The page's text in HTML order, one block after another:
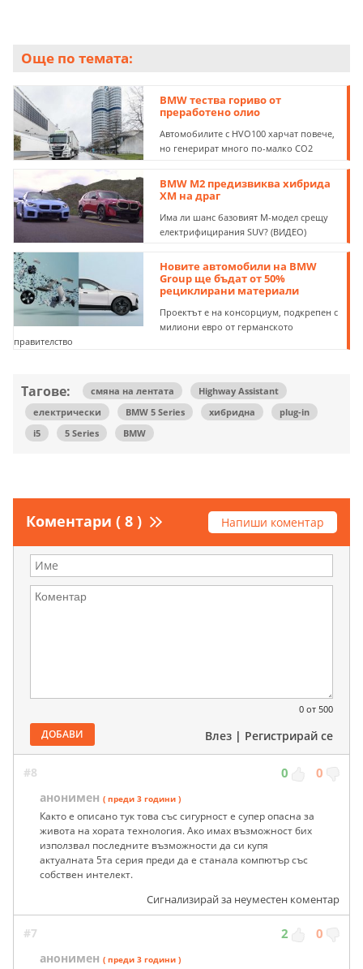
Още по темата:
BMW тества гориво от
преработено олио
Автомобилите с HVO100 харчат повече,
но генерират много по-малко CO2
BMW M2 предизвиква хибрида
XM на драг
Има ли шанс базовият М-модел срещу
електрифицирания SUV? (ВИДЕО)
Новите автомобили на BMW
Group ще бъдат от 50%
рециклирани материали
Проектът е на консорциум, подкрепен с
милиони евро от германското
правителство
Тагове: смяна на лентата
Highway Assistant
електрически
BMW 5 Series хибридна
plug-in
i5
5 Series BMW
Коментари ( 8 ) Напиши коментар
0 от 500
ДОБАВИ Влез | Регистрирай се
#8 0 0
анонимен ( преди 3 години )
Както е описано тук това със сигурност е супер опасна за
живота на хората технология. Ако имах възможност бих
използвал последните възможности да си купя
актуалната 5та серия преди да е станала компютър със
собствен интелект.
Сигнализирай за неуместен коментар
#7 2 0
анонимен ( преди 3 години )